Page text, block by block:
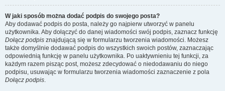
W jaki sposób można dodać podpis do swojego posta?
Aby dodawać podpis do posta, należy go najpierw utworzyć w panelu
użytkownika. Aby dołączyć do danej wiadomości swój podpis, zaznacz funkcję
Dołącz podpis znajdującą się w formularzu tworzenia wiadomości. Możesz
także domyślnie dodawać podpis do wszystkich swoich postów, zaznaczając
odpowiednią funkcję w panelu użytkownika. Po uaktywnieniu tej funkcji, za
każdym razem pisząc post, możesz zdecydować o niedodawaniu do niego
podpisu, usuwając w formularzu tworzenia wiadomości zaznaczenie z pola
Dołącz podpis.